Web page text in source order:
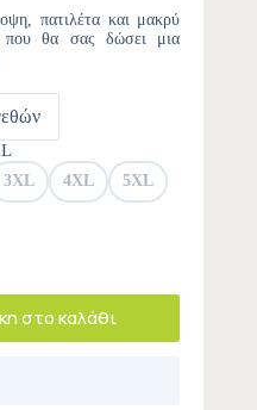
πατιλέτα και μακρύ
που θα σας δώσει μια
3XL 4XL 5XL
στο καλάθι